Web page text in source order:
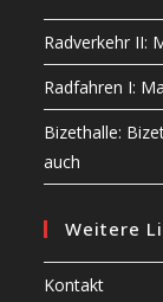
Radverkehr II:
Radfahren I:
Bizethalle:
auch
Weitere
Kontakt